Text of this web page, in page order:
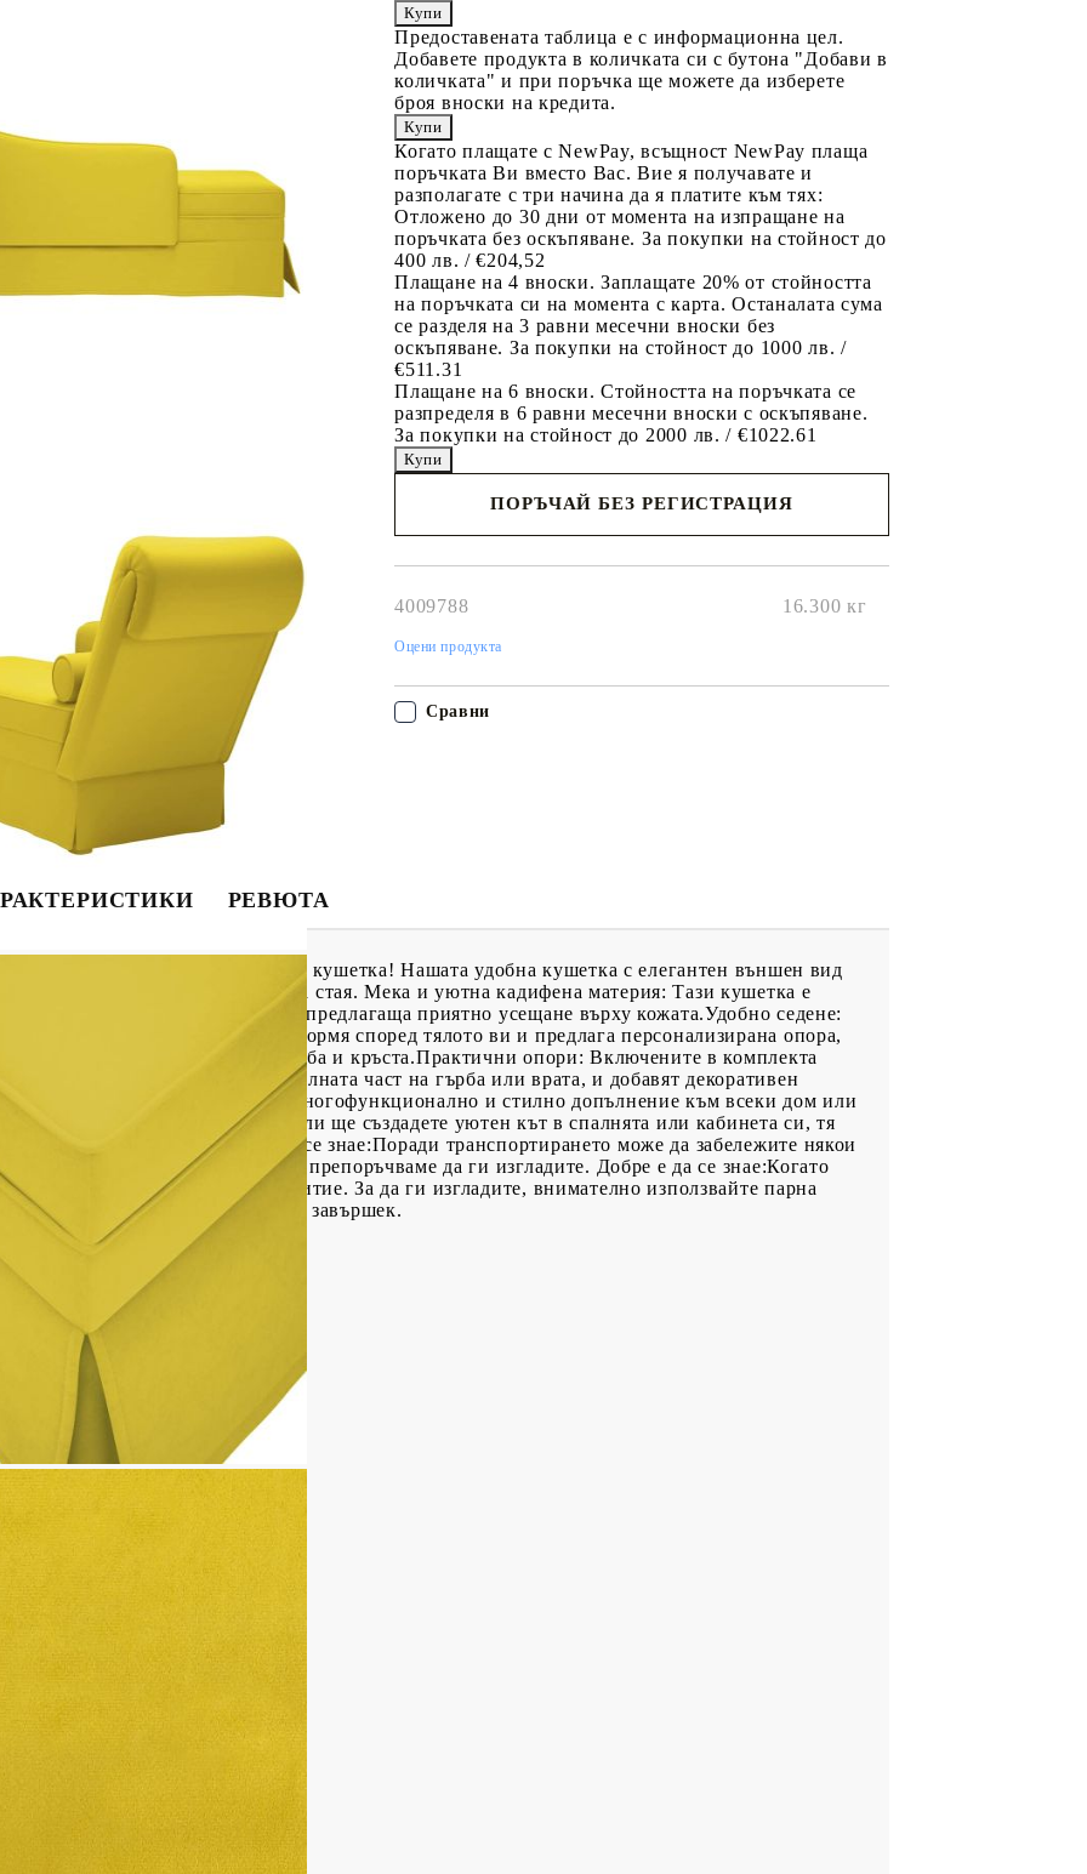
Предоставената таблица е с информационна цел.
Добавете продукта в количката си с бутона "Добави в
количката" и при поръчка ще можете да изберете
броя вноски на кредита.
Когато плащате с NewPay, всъщност NewPay плаща
поръчката Ви вместо Вас. Вие я получавате и
разполагате с три начина да я платите към тях:
Отложено до 30 дни от момента на изпращане на
поръчката без оскъпяване. За покупки на стойност до
400 лв. / €204,52
Плащане на 4 вноски. Заплащате 20% от стойността
на поръчката си на момента с карта. Останалата сума
се разделя на 3 равни месечни вноски без
оскъпяване. За покупки на стойност до 1000 лв. /
€511.31
Плащане на 6 вноски. Стойността на поръчката се
разпределя в 6 равни месечни вноски с оскъпяване.
За покупки на стойност до 2000 лв. / €1022.61
ПОРЪЧАЙ БЕЗ РЕГИСТРАЦИЯ
4009788 16.300 кг
Оцени продукта
Сравни
РЕВЮТА
със стил с тази страхотна кушетка! Нашата удобна кушетка с елегантен външен вид
допълнение към всяка стая. Мека и уютна кадифена материя: Тази кушетка е
е изключително мека и удобна, предлагаща приятно усещане върху кожата.Удобно седене:
дунапрен, който се оформя според тялото ви и предлага персонализирана опора,
върху врата, раменете, гърба и кръста.Практични опори: Включените в комплекта
комфорт и опора, особено за долната част на гърба или врата, и добавят декоративен
употреба: Тази копчета е многофункционално и стилно допълнение към всеки дом или
поставите до дивана в хола, или ще създадете уютен кът в спалнята или кабинета си, тя
ви пространство. Добре е да се знае:Поради транспортирането може да забележите някои
За да изглеждат по-подредени, препоръчваме да ги изгладите. Добре е да се знае:Когато
бръчки по текстилното покритие. За да ги изгладите, внимателно използвайте парна
за да получите чист завършек.
(100% полиестер)
Пружина и пяна
PP пяна
(Диам. x Дълж.)